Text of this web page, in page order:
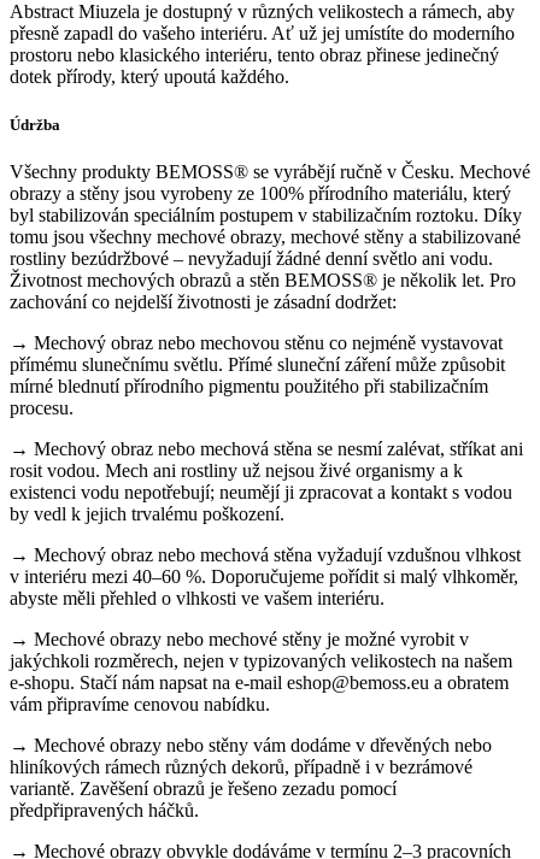
Abstract Miuzela je dostupný v různých velikostech a rámech, aby
přesně zapadl do vašeho interiéru. Ať už jej umístíte do moderního
prostoru nebo klasického interiéru, tento obraz přinese jedinečný
dotek přírody, který upoutá každého.
Údržba
Všechny produkty BEMOSS® se vyrábějí ručně v Česku. Mechové
obrazy a stěny jsou vyrobeny ze 100% přírodního materiálu, který
byl stabilizován speciálním postupem v stabilizačním roztoku. Díky
tomu jsou všechny mechové obrazy, mechové stěny a stabilizované
rostliny bezúdržbové – nevyžadují žádné denní světlo ani vodu.
Životnost mechových obrazů a stěn BEMOSS® je několik let. Pro
zachování co nejdelší životnosti je zásadní dodržet:
→ Mechový obraz nebo mechovou stěnu co nejméně vystavovat
přímému slunečnímu světlu. Přímé sluneční záření může způsobit
mírné blednutí přírodního pigmentu použitého při stabilizačním
procesu.
→ Mechový obraz nebo mechová stěna se nesmí zalévat, stříkat ani
rosit vodou. Mech ani rostliny už nejsou živé organismy a k
existenci vodu nepotřebují; neumějí ji zpracovat a kontakt s vodou
by vedl k jejich trvalému poškození.
→ Mechový obraz nebo mechová stěna vyžadují vzdušnou vlhkost
v interiéru mezi 40–60 %. Doporučujeme pořídit si malý vlhkoměr,
abyste měli přehled o vlhkosti ve vašem interiéru.
→ Mechové obrazy nebo mechové stěny je možné vyrobit v
jakýchkoli rozměrech, nejen v typizovaných velikostech na našem
e-shopu. Stačí nám napsat na e-mail eshop@bemoss.eu a obratem
vám připravíme cenovou nabídku.
→ Mechové obrazy nebo stěny vám dodáme v dřevěných nebo
hliníkových rámech různých dekorů, případně i v bezrámové
variantě. Zavěšení obrazů je řešeno zezadu pomocí
předpřipravených háčků.
→ Mechové obrazy obvykle dodáváme v termínu 2–3 pracovních